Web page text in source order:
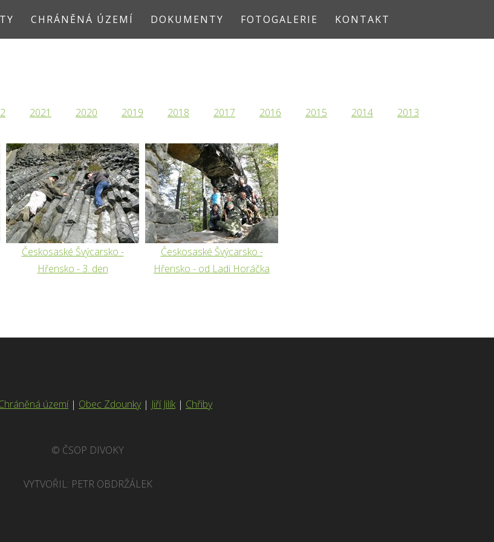
CHRÁNĚNÁ ÚZEMÍ DOKUMENTY FOTOGALERIE KONTAKT
2021 2020 2019 2018 2017 2016 2015 2014
2013
Českosaské Švýcarsko -
Hřensko - 3. den
Českosaské Švýcarsko -
Hřensko - od Ladi Horáčka
území| Obec Zdounky| Jiří Jilík| Chřiby
© ČSOP DIVOKY
VYTVOŘIL: PETR OBDRŽÁLEK